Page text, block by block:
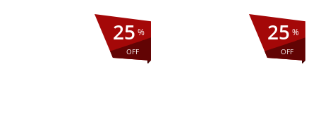
%
OFF
25 %
OFF
25